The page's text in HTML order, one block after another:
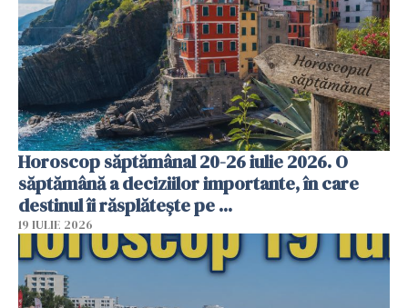
Horoscop săptămânal 20-26 iulie 2026. O
săptămână a deciziilor importante, în care
destinul îi răsplătește pe ...
19 IULIE 2026